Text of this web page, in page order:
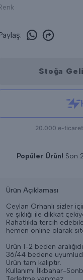
:
Stoğa
Popüler Ürün! Son
Ürün Açıklaması
Ceylan Orhanlı sizler
ve şıklığı ile dikkat
Rahatlıkla tercih
hemen online olarak
Ürün 1-2 beden
36/44 bedene
Ürün tam kalıptır.
Kullanımı İlkbahar-